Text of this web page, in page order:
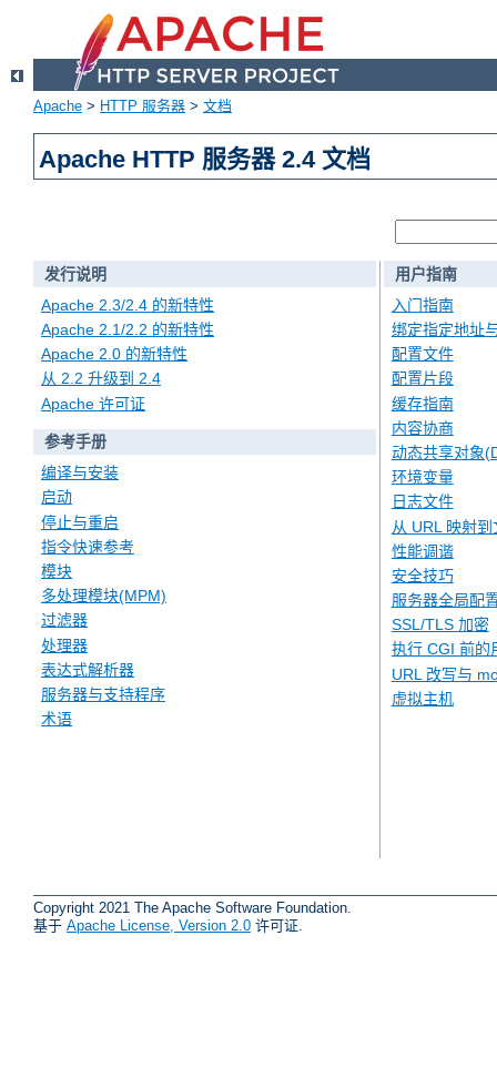
Apache > HTTP 服务器 > 文档
Apache HTTP 服务器 2.4 文档
发行说明
Apache 2.3/2.4 的新特性
Apache 2.1/2.2 的新特性
Apache 2.0 的新特性
从 2.2 升级到 2.4
Apache 许可证
参考手册
编译与安装
启动
停止与重启
指令快速参考
模块
多处理模块(MPM)
过滤器
处理器
表达式解析器
服务器与支持程序
术语
用户指南
入门指南
绑定指定地址
配置文件
配置片段
缓存指南
内容协商
动态共享对象
环境变量
日志文件
从 URL 映射
性能调谐
安全技巧
服务器全局配
SSL/TLS 加密
执行 CGI 前的
URL 改写与
虚拟主机
Copyright 2021 The Apache Software Foundation.
基于 Apache License, Version 2.0 许可证.